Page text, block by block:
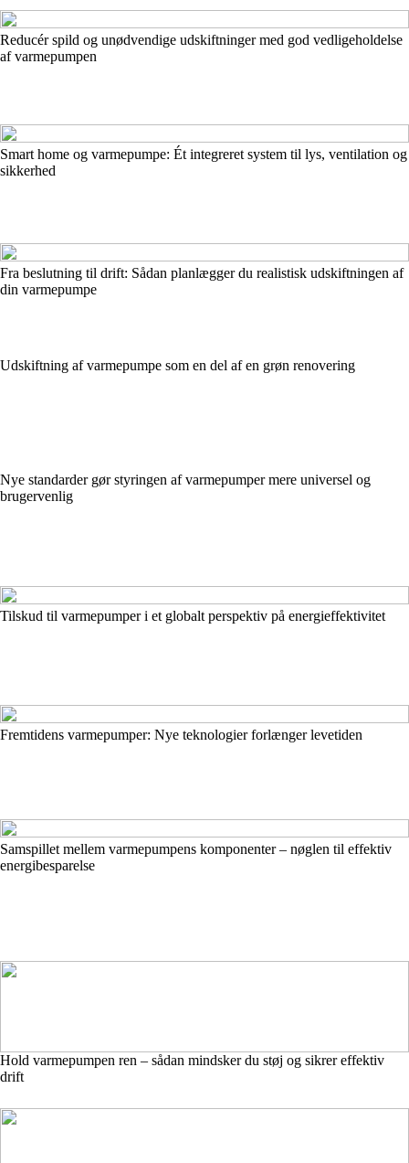
Reducér spild og unødvendige udskiftninger med god vedligeholdelse
af varmepumpen
Smart home og varmepumpe: Ét integreret system til lys, ventilation og
sikkerhed
Fra beslutning til drift: Sådan planlægger du realistisk udskiftningen af
din varmepumpe
Udskiftning af varmepumpe som en del af en grøn renovering
Nye standarder gør styringen af varmepumper mere universel og
brugervenlig
Tilskud til varmepumper i et globalt perspektiv på energieffektivitet
Fremtidens varmepumper: Nye teknologier forlænger levetiden
Samspillet mellem varmepumpens komponenter – nøglen til effektiv
energibesparelse
Hold varmepumpen ren – sådan mindsker du støj og sikrer effektiv
drift